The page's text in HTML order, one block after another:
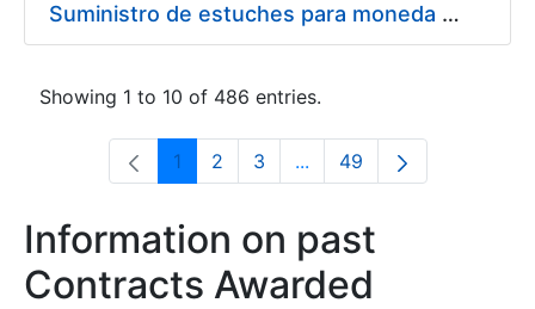
Suministro de estuches para moneda de 30 €
Showing 1 to 10 of 486 entries.
Page
1 Page
2 Page
3 ...Intermediate Pages Use
Page
49
Information on past
Contracts Awarded